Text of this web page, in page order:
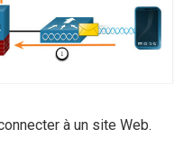
à un site Web.